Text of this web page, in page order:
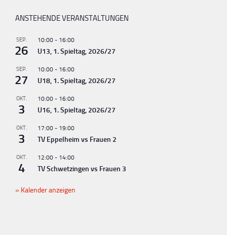
l
u
n
g
-
N
a
v
i
g
a
t
ANSTEHENDE VERANSTALTUNGEN
SEP.
26
10:00 - 16:00
U13, 1. Spieltag, 2026/27
SEP.
27
10:00 - 16:00
U18, 1. Spieltag, 2026/27
OKT.
3
10:00 - 16:00
U16, 1. Spieltag, 2026/27
OKT.
3
17:00 - 19:00
TV Eppelheim vs Frauen 2
OKT.
4
12:00 - 14:00
TV Schwetzingen vs Frauen 3
Kalender anzeigen